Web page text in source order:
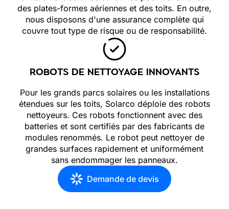
des plates-formes aériennes et des toits. En outre,
nous disposons d'une assurance complète qui
couvre tout type de risque ou de responsabilité.
ROBOTS DE NETTOYAGE INNOVANTS
Pour les grands parcs solaires ou les installations
étendues sur les toits, Solarco déploie des robots
nettoyeurs. Ces robots fonctionnent avec des
batteries et sont certifiés par des fabricants de
modules renommés. Le robot peut nettoyer de
grandes surfaces rapidement et uniformément
sans endommager les panneaux.
Demande de devis